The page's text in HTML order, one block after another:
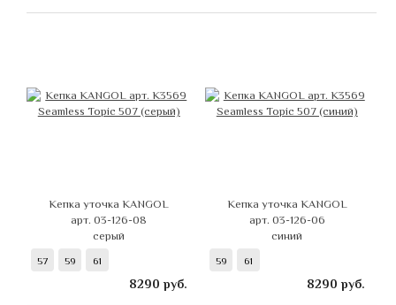
Кепка уточка KANGOL
арт. 03-126-08
серый
57 59 61
8290 руб.
Кепка уточка KANGOL
арт. 03-126-06
синий
59 61
8290 руб.